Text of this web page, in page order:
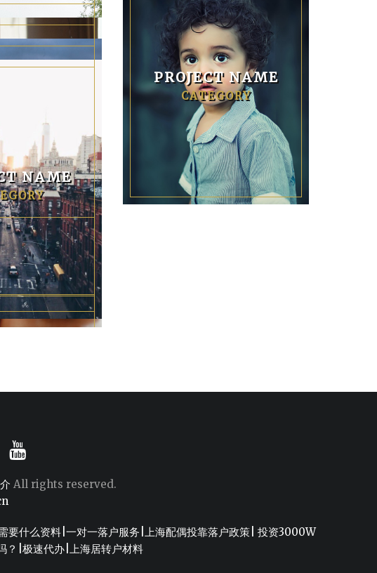
PROJECT NAME
CATEGORY
NAME
NAME
NAME
NAME
All rights reserved.
要什么资料| 一对一落户服务 上海配偶投靠落户政策| 投资3000W
？ 极速代办| 上海居转户材料